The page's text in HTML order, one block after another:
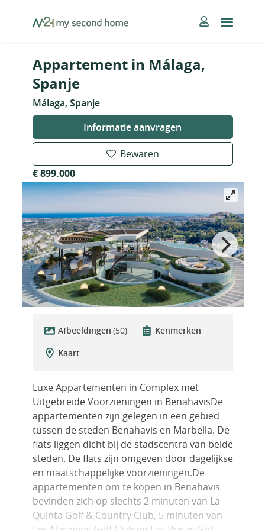
MySecondHome
Appartement in Málaga,
Spanje
Málaga, Spanje
Informatie aanvragen
Bewaren
€ 899.000
Afbeeldingen (50)
Kenmerken
Kaart
Luxe Appartementen in Complex met
Uitgebreide Voorzieningen in BenahavisDe
appartementen zijn gelegen in een gebied
tussen de steden Benahavis en Marbella. De
flats liggen dicht bij de stadscentra van beide
steden. De flats zijn omgeven door dagelijkse
en maatschappelijke voorzieningen.De
appartementen om te kopen in Benahavis
bevinden zich op slechts 2 minuten van La
Quinta Golf & Country Club, 5 minuten van